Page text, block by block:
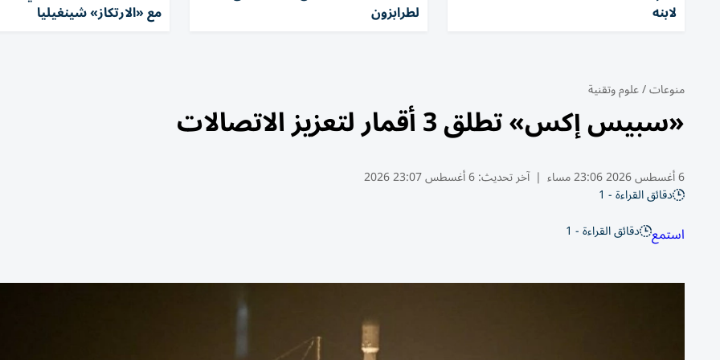
لابنه لطرابزون مع «الارتكاز» شينغيليا
منوعات/علوم وتقنية
«سبيس إكس» تطلق 3 أقمار لتعزيز الاتصالات
6 أغسطس 2026 23:06 مساء | آخر تحديث:6 أغسطس 23:07 2026
دقائق القراءة - 1
استمع دقائق القراءة - 1